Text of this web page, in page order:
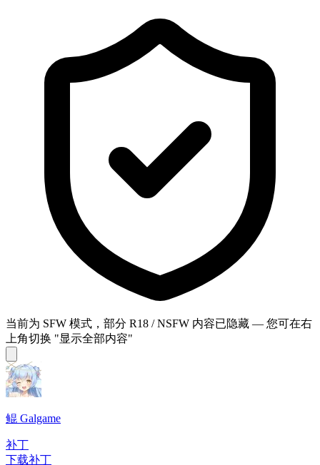
当前为 SFW 模式，部分 R18 / NSFW 内容已隐藏 — 您可在右
上角切换 "显示全部内容"
鲲 Galgame
补丁
下载补丁